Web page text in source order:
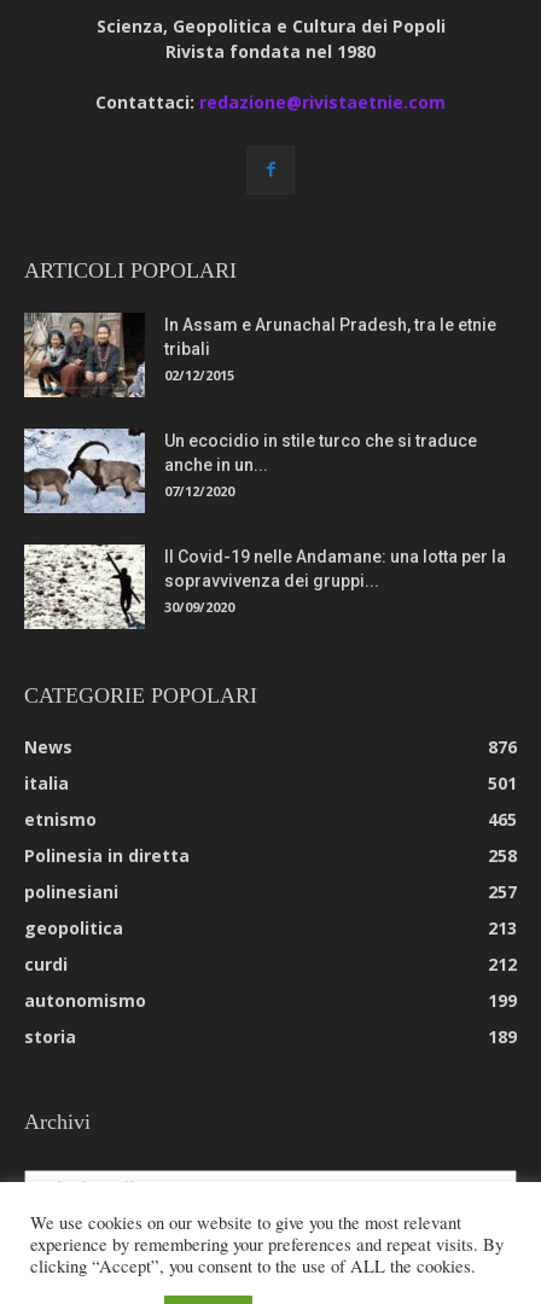
Scienza, Geopolitica e Cultura dei Popoli
Rivista fondata nel 1980
Contattaci: redazione@rivistaetnie.com
ARTICOLI POPOLARI
In Assam e Arunachal Pradesh, tra le etnie
tribali
02/12/2015
Un ecocidio in stile turco che si traduce
anche in un...
07/12/2020
Il Covid-19 nelle Andamane: una lotta per la
sopravvivenza dei gruppi...
30/09/2020
CATEGORIE POPOLARI
News
876
italia
501
etnismo
465
Polinesia in diretta
258
polinesiani
257
geopolitica
213
curdi
212
autonomismo
199
storia
189
Archivi
Archivi
We use cookies on our website to give you the most relevant
experience by remembering your preferences and repeat visits. By
clicking “Accept”, you consent to the use of ALL the cookies.